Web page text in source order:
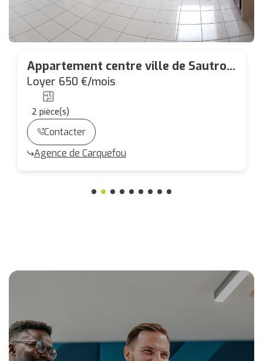
Appartement centre ville de Sautron
T2 - 44.73 m² avec place parking
Loyer 650 €/mois
2 pièce(s)
Contacter
Agence de Carquefou